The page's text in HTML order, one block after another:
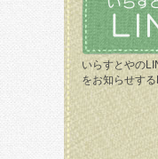
いらすとやの
をお知らせす